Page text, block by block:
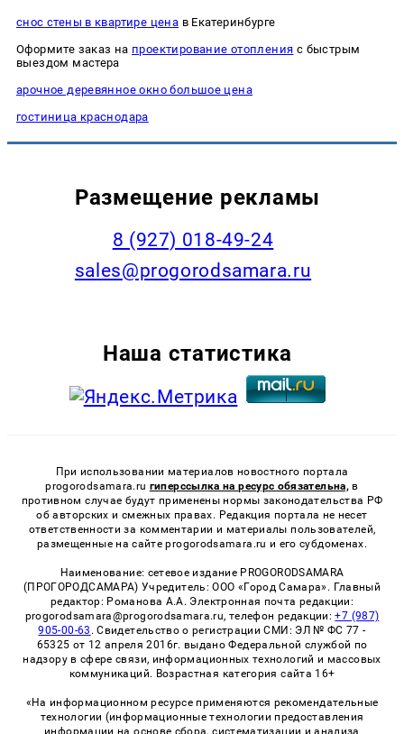
снос стены в квартире цена в Екатеринбурге
Оформите заказ на проектирование отопления с быстрым
выездом мастера
арочное деревянное окно большое цена
гостиница краснодара
Размещение рекламы
8 (927) 018-49-24
sales@progorodsamara.ru
Наша статистика
При использовании материалов новостного портала
progorodsamara.ru гиперссылка на ресурс обязательна, в
противном случае будут применены нормы законодательства РФ
об авторских и смежных правах. Редакция портала не несет
ответственности за комментарии и материалы пользователей,
размещенные на сайте progorodsamara.ru и его субдоменах.
Наименование: сетевое издание PROGORODSAMARA
(ПРОГОРОДСАМАРА) Учредитель: ООО «Город Самара». Главный
редактор: Романова А.А. Электронная почта редакции:
progorodsamara@progorodsamara.ru, телефон редакции:+7 (987)
905-00-63 . Свидетельство о регистрации СМИ: ЭЛ № ФС 77 -
65325 от 12 апреля 2016г. выдано Федеральной службой по
надзору в сфере связи, информационных технологий и массовых
коммуникаций. Возрастная категория сайта 16+
«На информационном ресурсе применяются рекомендательные
технологии (информационные технологии предоставления
информации на основе сбора, систематизации и анализа